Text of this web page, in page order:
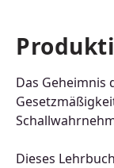
Das Geheimnis
Dieses